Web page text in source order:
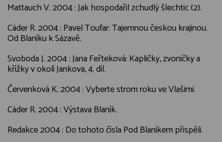
Mattauch V. 2004 : Jak hospodařil zchudlý šlechtic (2).
Cáder R. 2004 : Pavel Toufar: Tajemnou českou krajinou.
Od Blaníku k Sázavě.
Svoboda J. 2004 : Jana Feřteková: Kapličky, zvoničky a
křížky v okolí Jankova, 4. díl.
Červenková K. 2004 : Vyberte strom roku ve Vlašimi.
Cáder R. 2004 : Výstava Blaník.
Redakce 2004 : Do tohoto čísla Pod Blaníkem přispěli.